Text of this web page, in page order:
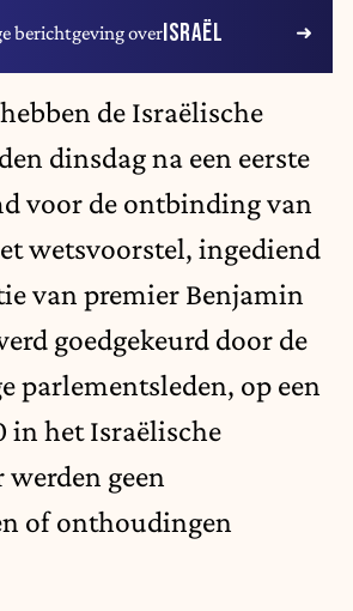
berichtgeving overISRAËL
de Israëlische
dinsdag na een eerste
voor de ontbinding van
wetsvoorstel, ingediend
van premier Benjamin
goedgekeurd door de
parlementsleden, op een
in het Israëlische
geen
of onthoudingen